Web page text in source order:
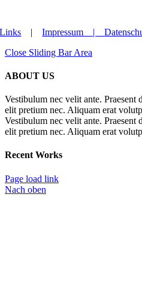
Links |Impressum |
Close Sliding Bar Area
ABOUT US
Vestibulum nec velit ante. Praesent
elit pretium nec. Aliquam erat
Vestibulum nec velit ante. Praesent
elit pretium nec. Aliquam erat
Recent Works
Page load link
Nach oben